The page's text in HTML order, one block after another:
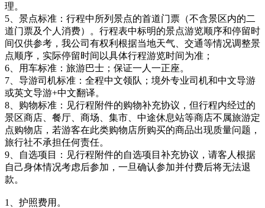
理。
5、景点标准：行程中所列景点的首道门票（不含景区内的二
道门票及个人消费）。行程表中标明的景点游览顺序和停留时
间仅供参考，我公司有权利根据当地天气、交通等情况调整景
点顺序，实际停留时间以具体行程游览时间为准；
6、用车标准：旅游巴士；保证一人一正座。
7、导游司机标准：全程中文领队；境外专业司机和中文导游
或英文导游+中文翻译。
8、购物标准：见行程附件的购物补充协议，但行程内经过的
景区商店、餐厅、商场、集市、中途休息站等商店不属旅游定
点购物店，若游客在此类购物店所购买的商品出现质量问题，
旅行社不承担任何责任。
9、自选项目：见行程附件的自选项目补充协议，请客人根据
自己身体情况考虑后参加，一旦确认参加并付费后将无法退
款。
1、护照费用。